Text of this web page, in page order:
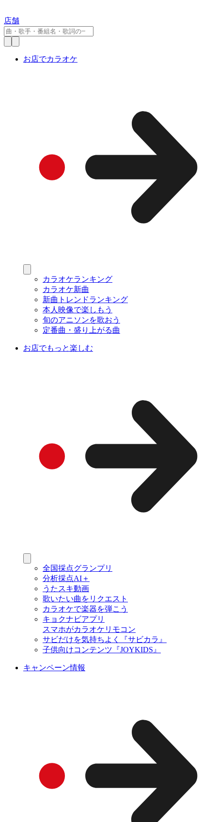
店舗
お店でカラオケ
カラオケランキング
カラオケ新曲
新曲トレンドランキング
本人映像で楽しもう
旬のアニソンを歌おう
定番曲・盛り上がる曲
お店でもっと楽しむ
全国採点グランプリ
分析採点AI＋
うたスキ動画
歌いたい曲をリクエスト
カラオケで楽器を弾こう
キョクナビアプリ
スマホがカラオケリモコン
サビだけを気持ちよく『サビカラ』
子供向けコンテンツ『JOYKIDS』
キャンペーン情報